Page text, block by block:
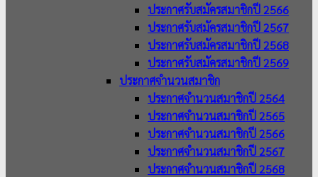
ประกาศรับสมัครสมาชิกปี 2566
ประกาศรับสมัครสมาชิกปี 2567
ประกาศรับสมัครสมาชิกปี 2568
ประกาศรับสมัครสมาชิกปี 2569
ประกาศจำนวนสมาชิก
ประกาศจำนวนสมาชิกปี 2564
ประกาศจำนวนสมาชิกปี 2565
ประกาศจำนวนสมาชิกปี 2566
ประกาศจำนวนสมาชิกปี 2567
ประกาศจำนวนสมาชิกปี 2568